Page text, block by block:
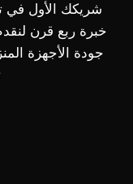
شريكك الأول في
خبرة ربع قرن
جودة الأجهزة